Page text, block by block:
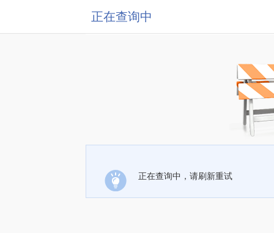
正在查询中
正在查询中，请刷新重试